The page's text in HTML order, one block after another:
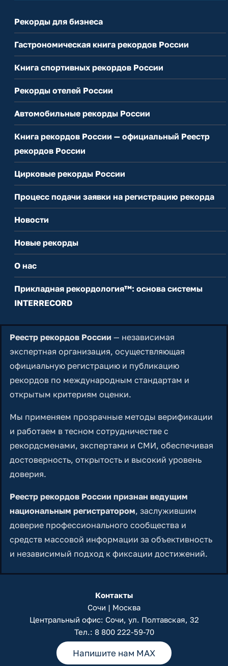
Рекорды для бизнеса
Гастрономическая книга рекордов России
Книга спортивных рекордов России
Рекорды отелей России
Автомобильные рекорды России
Книга рекордов России — официальный Реестр
рекордов России
Цирковые рекорды России
Процесс подачи заявки на регистрацию рекорда
Новости
Новые рекорды
О нас
Прикладная рекордология™: основа системы
INTERRECORD
Реестр рекордов России — независимая
экспертная организация, осуществляющая
официальную регистрацию и публикацию
рекордов по международным стандартам и
открытым критериям оценки.
Мы применяем прозрачные методы верификации
и работаем в тесном сотрудничестве с
рекордсменами, экспертами и СМИ, обеспечивая
достоверность, открытость и высокий уровень
доверия.
Реестр рекордов России признан ведущим
национальным регистратором, заслужившим
доверие профессионального сообщества и
средств массовой информации за объективность
и независимый подход к фиксации достижений.
Контакты
Сочи | Москва
Центральный офис: Сочи, ул. Полтавская, 32
Тел.: 8 800 222-59-70
Напишите нам MAX